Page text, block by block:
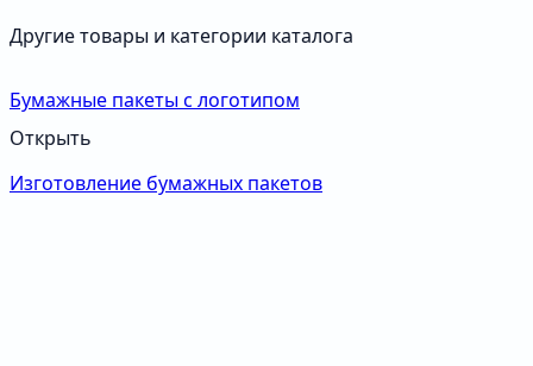
Другие товары и категории каталога
Бумажные пакеты с логотипом
Открыть
Изготовление бумажных пакетов